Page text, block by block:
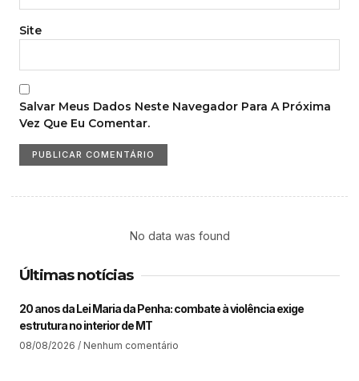
Site
Salvar Meus Dados Neste Navegador Para A Próxima
Vez Que Eu Comentar.
No data was found
Últimas notícias
20 anos da Lei Maria da Penha: combate à violência exige
estrutura no interior de MT​
08/08/2026 Nenhum comentário